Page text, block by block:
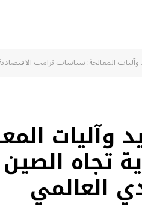
المعالجة: سياسات ترامب
وآليات
تجاه
العالمي